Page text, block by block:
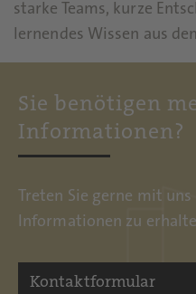
starke Teams, kurze
lernendes Wissen aus
Sie benötigen
Informationen?
Treten Sie gerne mit
Informationen zu
Kontaktformular